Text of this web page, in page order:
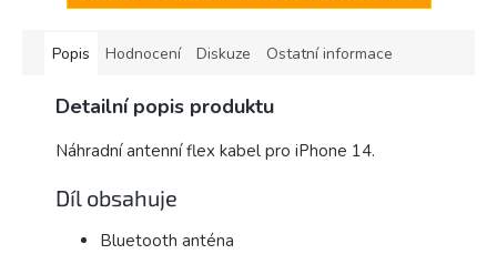
Popis Hodnocení Diskuze Ostatní informace
Detailní popis produktu
Náhradní antenní flex kabel pro iPhone 14.
Díl obsahuje
Bluetooth anténa